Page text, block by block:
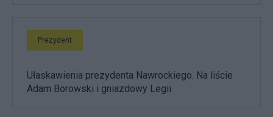
Prezydent
Ułaskawienia prezydenta Nawrockiego. Na liście
Adam Borowski i gniazdowy Legii